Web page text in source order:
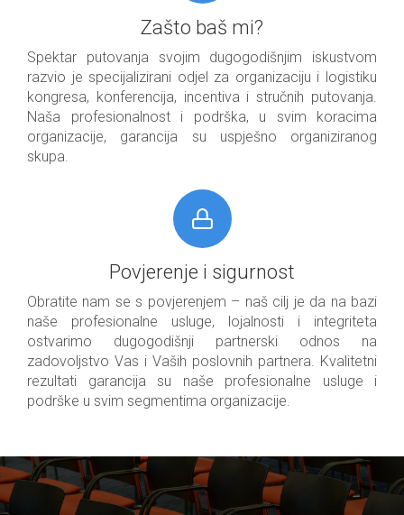
Zašto baš mi?
Spektar putovanja svojim dugogodišnjim iskustvom
razvio je specijalizirani odjel za organizaciju i logistiku
kongresa, konferencija, incentiva i stručnih putovanja.
Naša profesionalnost i podrška, u svim koracima
organizacije, garancija su uspješno organiziranog
skupa.
Povjerenje i sigurnost
Obratite nam se s povjerenjem – naš cilj je da na bazi
naše profesionalne usluge, lojalnosti i integriteta
ostvarimo dugogodišnji partnerski odnos na
zadovoljstvo Vas i Vaših poslovnih partnera. Kvalitetni
rezultati garancija su naše profesionalne usluge i
podrške u svim segmentima organizacije.